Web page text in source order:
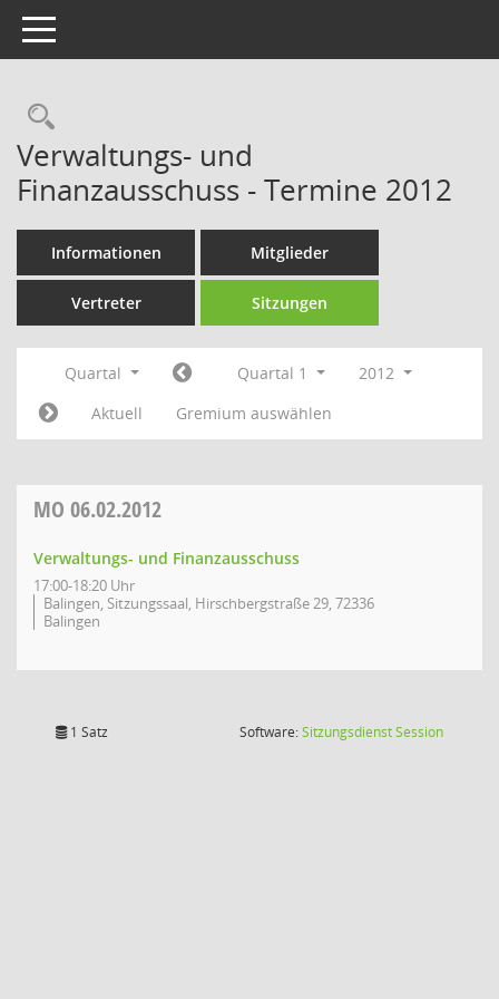
Toggle navigation
Rechercheauswahl
Verwaltungs- und
Finanzausschuss - Termine 2012
Informationen Mitglieder
Vertreter Sitzungen
Quartal Quartal 1
2012
Aktuell
Gremium auswählen
MO 06.02.2012
Verwaltungs- und Finanzausschuss
17:00-18:20 Uhr
Balingen, Sitzungssaal, Hirschbergstraße 29, 72336
Balingen
1 Satz Software:SitzungsdienstSession(Wird in